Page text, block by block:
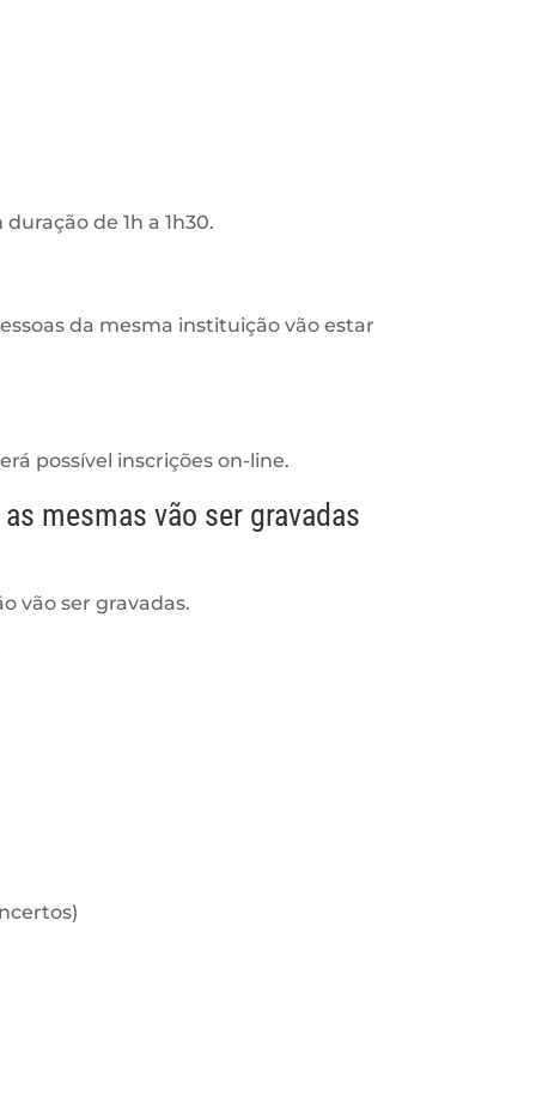
de 1h a 1h30.
da mesma instituição vão estar
possível inscrições on-line.
mesmas vão ser gravadas
vão ser gravadas.